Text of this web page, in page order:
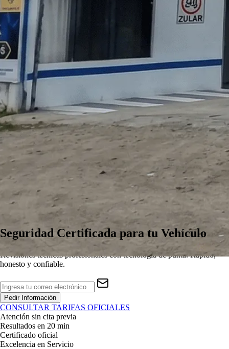
SeguridadCertificada para tu Vehículo
Revisiones técnicas profesionales con tecnología de punta. Rápido,
honesto y confiable.
Pedir Información
CONSULTAR TARIFAS OFICIALES
Atención sin cita previa
Resultados en 20 min
Certificado oficial
Excelencia en Servicio